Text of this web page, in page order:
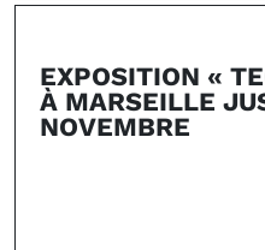
EXPOSITION «
À MARSEILLE
NOVEMBRE